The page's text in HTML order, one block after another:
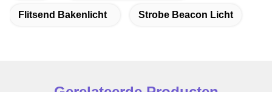
Flitsend Bakenlicht Strobe Beacon Licht